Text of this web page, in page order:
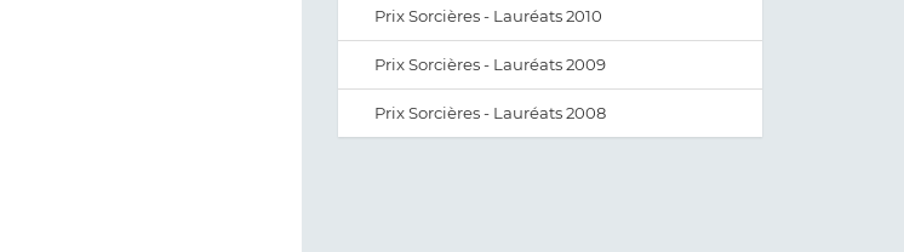
Prix Sorcières - Lauréats 2010
Prix Sorcières - Lauréats 2009
Prix Sorcières - Lauréats 2008